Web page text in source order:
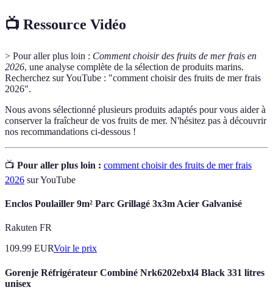
📺 Ressource Vidéo
> Pour aller plus loin : Comment choisir des fruits de mer frais en
2026, une analyse complète de la sélection de produits marins.
Recherchez sur YouTube : "comment choisir des fruits de mer frais
2026".
Nous avons sélectionné plusieurs produits adaptés pour vous aider à
conserver la fraîcheur de vos fruits de mer. N'hésitez pas à découvrir
nos recommandations ci-dessous !
📺 Pour aller plus loin : comment choisir des fruits de mer frais
2026 sur YouTube
Enclos Poulailler 9m² Parc Grillagé 3x3m Acier Galvanisé
Rakuten FR
109.99 EURVoir le prix
Gorenje Réfrigérateur Combiné Nrk6202ebxl4 Black 331 litres
unisex